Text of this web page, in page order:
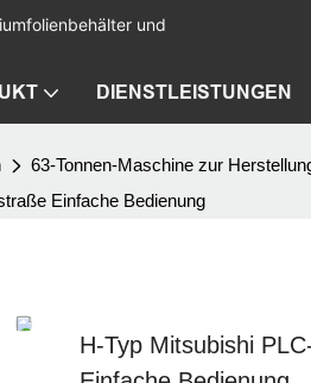
und
DIENSTLEISTUNGEN
63-Tonnen-Maschine zur
Einfache Bedienung
H-Typ Mitsubishi